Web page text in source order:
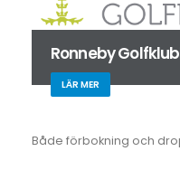
Ronneby
LÄR MER
Både förbokning och